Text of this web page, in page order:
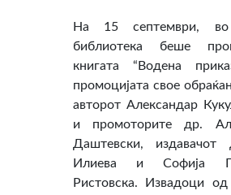
На 15 септември,
библиотека беше
книгата “Водена
промоцијата свое
авторот Александар
и промоторите др.
Даштевски, издавачот
Илиева и Софија
Ристовска. Извадоци